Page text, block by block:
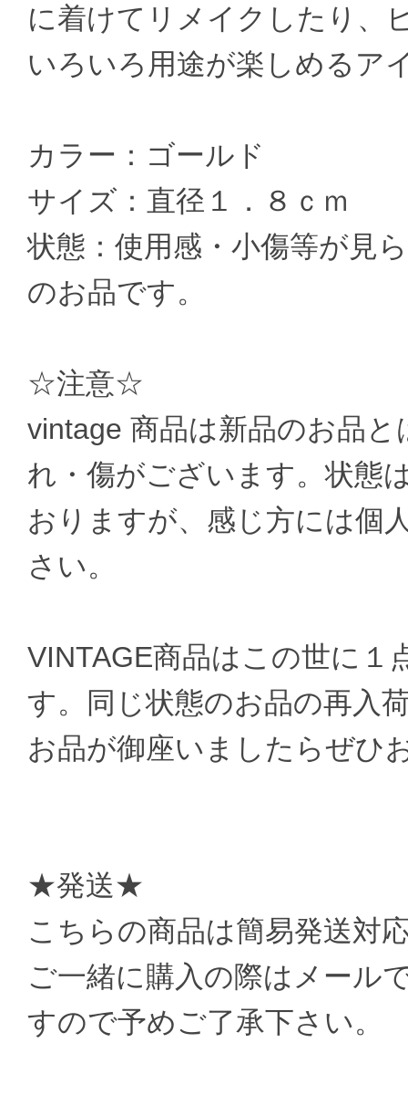
に着けてリメイクしたり、
いろいろ用途が楽しめるア
カラー：ゴールド
サイズ：直径１．８ｃｍ
状態：使用感・小傷等が見
のお品です。
☆注意☆
vintage 商品は新品のお品
れ・傷がございます。状態
おりますが、感じ方には個
さい。
VINTAGE商品はこの世に１
す。同じ状態のお品の再入
お品が御座いましたらぜひ
★発送★
こちらの商品は簡易発送対
ご一緒に購入の際はメール
すので予めご了承下さい。